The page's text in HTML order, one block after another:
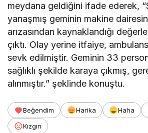
meydana geldiğini ifade ederek,
yanaşmış geminin makine
arızasından kaynaklandığı
çıktı. Olay yerine itfaiye,
sevk edilmiştir. Geminin 33
sağlıklı şekilde karaya çıkmış,
alınmıştır.” şeklinde konuştu.
Beğendim Harika Haha
Kızgın